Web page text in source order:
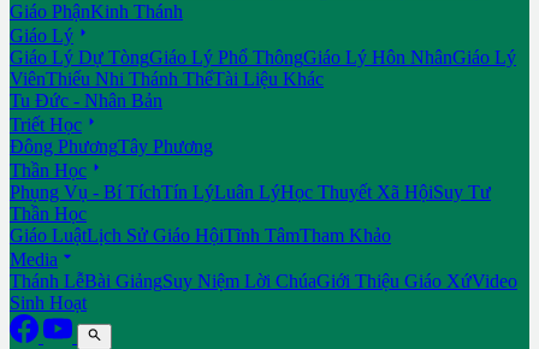
Giáo PhậnKinh Thánh
Giáo Lý 
Giáo Lý Dự TòngGiáo Lý Phổ ThôngGiáo Lý Hôn NhânGiáo Lý
ViênThiếu Nhi Thánh ThểTài Liệu Khác
Tu Đức - Nhân Bản
Triết Học 
Đông PhươngTây Phương
Thần Học 
Phụng Vụ - Bí TíchTín LýLuân LýHọc Thuyết Xã HộiSuy Tư
Thần Học
Giáo LuậtLịch Sử Giáo HộiTĩnh TâmTham Khảo
Media 
Thánh LễBài GiảngSuy Niệm Lời ChúaGiới Thiệu Giáo XứVideo
Sinh Hoạt
